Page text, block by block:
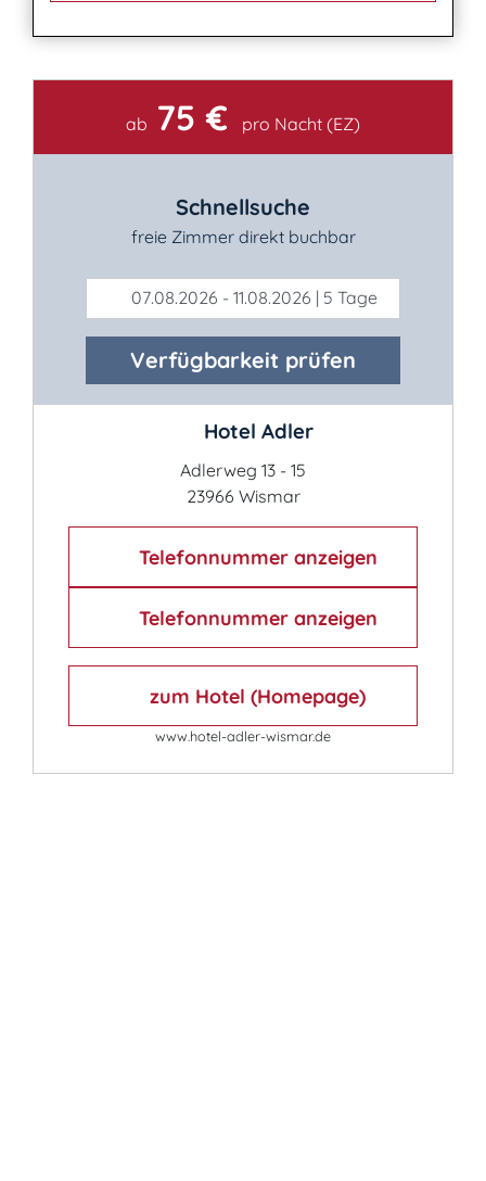
Kontakt
ab 75 € pro Nacht (EZ)
Schnellsuche
freie Zimmer direkt buchbar
07.08.2026 - 11.08.2026 | 5 Tage
Verfügbarkeit prüfen
Hotel Adler
Adlerweg 13 - 15
23966 Wismar
Telefonnummer anzeigen
Telefonnummer anzeigen
zum Hotel (Homepage)
www.hotel-adler-wismar.de